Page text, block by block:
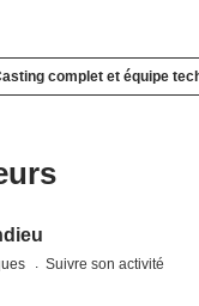
complet et équipe
Suivre son activité